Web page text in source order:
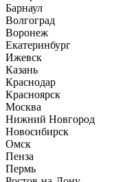
Барнаул
Волгоград
Воронеж
Екатеринбург
Ижевск
Казань
Краснодар
Красноярск
Москва
Нижний Новгород
Новосибирск
Омск
Пенза
Пермь